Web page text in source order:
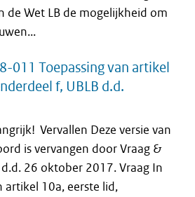
de Wet LB de mogelijkheid om
011 Toepassing van artikel
f, UBLB d.d.
Vervallen Deze versie van
is vervangen door Vraag &
26 oktober 2017. Vraag In
artikel 10a, eerste lid,